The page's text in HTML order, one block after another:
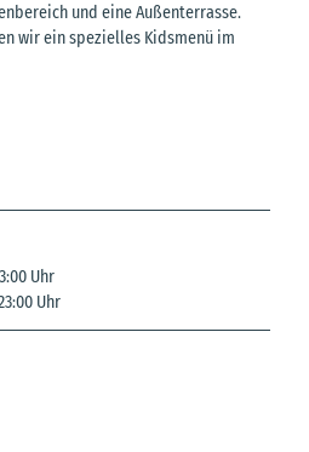
und eine Außenterrasse.
wir ein spezielles Kidsmenü im
Uhr
Uhr